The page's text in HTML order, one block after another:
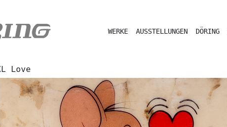
WERKE AUSSTELLUNGEN DÖRING
Love